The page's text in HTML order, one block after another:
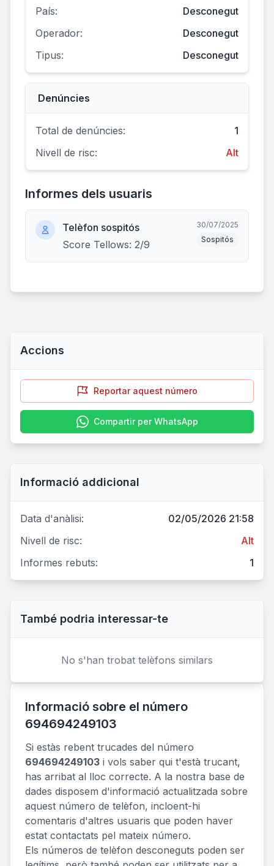
País:
Desconegut
Operador:
Desconegut
Tipus:
Desconegut
Denúncies
Total de denúncies:
1
Nivell de risc:
Alt
Informes dels usuaris
Telèfon sospitós
Score Tellows: 2/9
30/07/2025
Sospitós
Accions
Reportar aquest número
Compartir per WhatsApp
Informació addicional
Data d'anàlisi:
02/05/2026 21:58
Nivell de risc:
Alt
Informes rebuts:
1
També podria interessar-te
No s'han trobat telèfons similars
Informació sobre el número
694694249103
Si estàs rebent trucades del número
694694249103 i vols saber qui t'està trucant,
has arribat al lloc correcte. A la nostra base de
dades disposem d'informació actualitzada sobre
aquest número de telèfon, incloent-hi
comentaris d'altres usuaris que poden haver
estat contactats pel mateix número.
Els números de telèfon desconeguts poden ser